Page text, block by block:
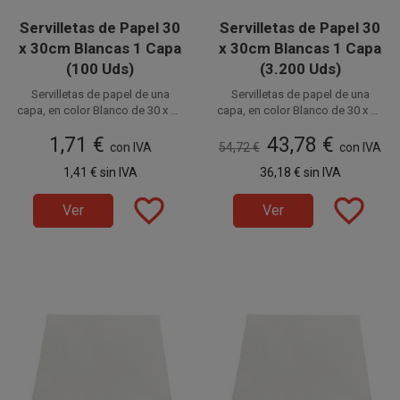
Servilletas de Papel 30
x 30cm Blancas 1 Capa
(100 Uds)
Servilletas de papel de una
capa, en color Blanco de 30 x 30
Ideales para Degustaciones,
Catering, Fiestas, Restaurantes,
Hostelería y Eventos. Prácticas e
paquetes de 100 unidades.
1,71 € con IVA
1,41 € sin IVA
Ver favorite_border
Servilletas de Papel 30
x 30cm Blancas 1 Capa
(3.200 Uds)
Servilletas de papel de una
capa, en color Blanco de 30 x 30
Ideales para Degustaciones,
Catering, Fiestas, Restaurantes,
Hostelería y Eventos. Prácticas e
de 3.200 unidades, distribuidas
unidades.
54,72 € 43,78 € con IVA
36,18 € sin IVA
Ver favorite_border